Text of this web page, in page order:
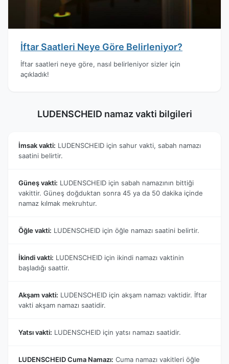
İftar Saatleri Neye Göre Belirleniyor?
İftar saatleri neye göre, nasıl belirleniyor sizler için
açıkladık!
LUDENSCHEID namaz vakti bilgileri
İmsak vakti: LUDENSCHEID için sahur vakti, sabah namazı
saatini belirtir.
Güneş vakti: LUDENSCHEID için sabah namazının bittiği
vakittir. Güneş doğduktan sonra 45 ya da 50 dakika içinde
namaz kılmak mekruhtur.
Öğle vakti: LUDENSCHEID için öğle namazı saatini belirtir.
İkindi vakti: LUDENSCHEID için ikindi namazı vaktinin
başladığı saattir.
Akşam vakti: LUDENSCHEID için akşam namazı vaktidir. İftar
vakti akşam namazı saatidir.
Yatsı vakti: LUDENSCHEID için yatsı namazı saatidir.
LUDENSCHEID Cuma Namazı: Cuma namazı vakitleri öğle